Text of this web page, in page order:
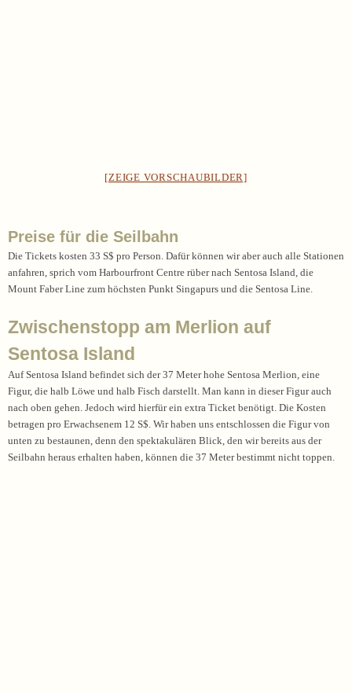
[ZEIGE VORSCHAUBILDER]
Preise für die Seilbahn
Die Tickets kosten 33 S$ pro Person. Dafür können wir aber auch alle Stationen
anfahren, sprich vom Harbourfront Centre rüber nach Sentosa Island, die
Mount Faber Line zum höchsten Punkt Singapurs und die Sentosa Line.
Zwischenstopp am Merlion auf
Sentosa Island
Auf Sentosa Island befindet sich der 37 Meter hohe Sentosa Merlion, eine
Figur, die halb Löwe und halb Fisch darstellt. Man kann in dieser Figur auch
nach oben gehen. Jedoch wird hierfür ein extra Ticket benötigt. Die Kosten
betragen pro Erwachsenem 12 S$. Wir haben uns entschlossen die Figur von
unten zu bestaunen, denn den spektakulären Blick, den wir bereits aus der
Seilbahn heraus erhalten haben, können die 37 Meter bestimmt nicht toppen.